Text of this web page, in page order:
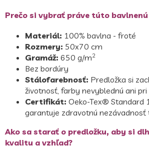
Prečo si vybrať práve túto bavlnenú
Materiál: 100% bavlna - froté
Rozmery: 50x70 cm
Gramáž: 650 g/m2
Bez bordúry
Stálofarebnosť: Predložka si
životnosť, farby nevyblednú ani
Certifikát: Oeko-Tex® Standard
garantuje zdravotnú nezávadnosť
Ako sa starať o predložku, aby si
kvalitu a vzhľad?